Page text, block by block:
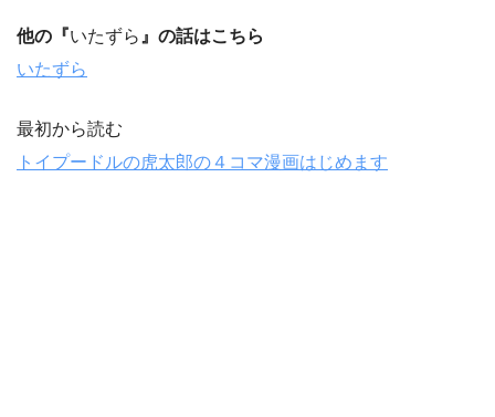
他の『いたずら 』の話はこちら
いたずら
最初から読む
トイプードルの虎太郎の４コマ漫画はじめます